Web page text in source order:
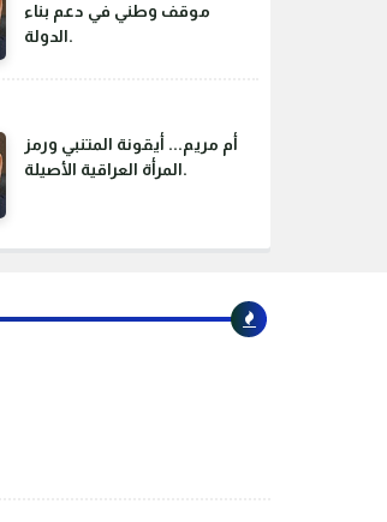
موقف وطني في دعم بناء
الدولة.
أم مريم... أيقونة المتنبي ورمز
المرأة العراقية الأصيلة.